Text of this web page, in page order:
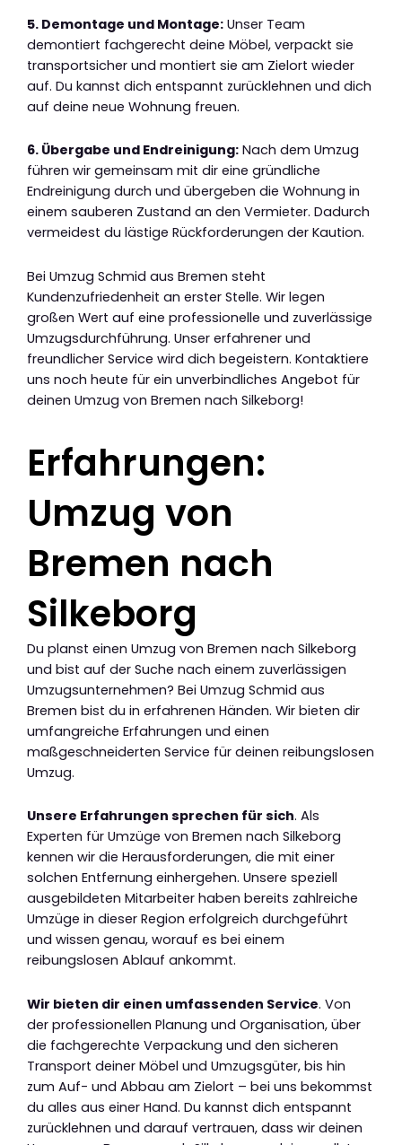
5. Demontage und Montage: Unser Team
demontiert fachgerecht deine Möbel, verpackt sie
transportsicher und montiert sie am Zielort wieder
auf. Du kannst dich entspannt zurücklehnen und dich
auf deine neue Wohnung freuen.
6. Übergabe und Endreinigung: Nach dem Umzug
führen wir gemeinsam mit dir eine gründliche
Endreinigung durch und übergeben die Wohnung in
einem sauberen Zustand an den Vermieter. Dadurch
vermeidest du lästige Rückforderungen der Kaution.
Bei Umzug Schmid aus Bremen steht
Kundenzufriedenheit an erster Stelle. Wir legen
großen Wert auf eine professionelle und zuverlässige
Umzugsdurchführung. Unser erfahrener und
freundlicher Service wird dich begeistern. Kontaktiere
uns noch heute für ein unverbindliches Angebot für
deinen Umzug von Bremen nach Silkeborg!
Erfahrungen:
Umzug von
Bremen nach
Silkeborg
Du planst einen Umzug von Bremen nach Silkeborg
und bist auf der Suche nach einem zuverlässigen
Umzugsunternehmen? Bei Umzug Schmid aus
Bremen bist du in erfahrenen Händen. Wir bieten dir
umfangreiche Erfahrungen und einen
maßgeschneiderten Service für deinen reibungslosen
Umzug.
Unsere Erfahrungen sprechen für sich. Als
Experten für Umzüge von Bremen nach Silkeborg
kennen wir die Herausforderungen, die mit einer
solchen Entfernung einhergehen. Unsere speziell
ausgebildeten Mitarbeiter haben bereits zahlreiche
Umzüge in dieser Region erfolgreich durchgeführt
und wissen genau, worauf es bei einem
reibungslosen Ablauf ankommt.
Wir bieten dir einen umfassenden Service. Von
der professionellen Planung und Organisation, über
die fachgerechte Verpackung und den sicheren
Transport deiner Möbel und Umzugsgüter, bis hin
zum Auf- und Abbau am Zielort – bei uns bekommst
du alles aus einer Hand. Du kannst dich entspannt
zurücklehnen und darauf vertrauen, dass wir deinen